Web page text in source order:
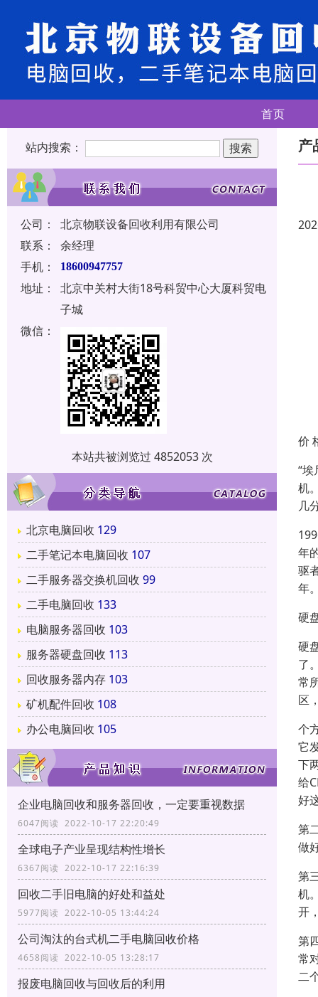
首页
站内搜索：
公司：
北京物联设备回收利用有限公司
联系：
余经理
手机：
18600947757
地址：
北京中关村大街18号科贸中心大厦科贸电
子城
微信：
本站共被浏览过 4852053 次
北京电脑回收 129
二手笔记本电脑回收 107
二手服务器交换机回收 99
二手电脑回收 133
电脑服务器回收 103
服务器硬盘回收 113
回收服务器内存 103
矿机配件回收 108
办公电脑回收 105
企业电脑回收和服务器回收，一定要重视数据
6047阅读 2022-10-17 22:20:49
全球电子产业呈现结构性增长
6367阅读 2022-10-17 22:16:39
回收二手旧电脑的好处和益处
5977阅读 2022-10-05 13:44:24
公司淘汰的台式机二手电脑回收价格
4658阅读 2022-10-05 13:28:17
报废电脑回收与回收后的利用
产
价
“
机
几
年
驱
年
硬
硬
了
常
区
个
它
下
给
好
第
做
第
机
开
第
常
二